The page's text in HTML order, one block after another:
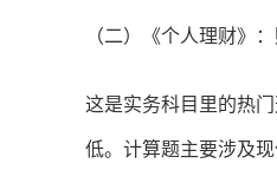
（二）《个人理财》
这是实务科目里的热
低。计算题主要涉及